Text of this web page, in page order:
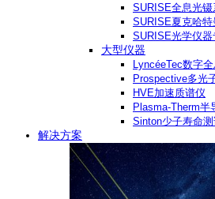
SURISE全息光镊
SURISE夏克哈
SURISE光学仪
大型仪器
LyncéeTec数字
Prospective多光
HVE加速质谱仪
Plasma-Therm半
Sinton少子寿命测
解决方案